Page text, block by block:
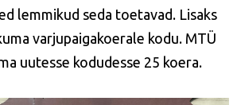
lemmikud seda toetavad. Lisaks
varjupaigakoerale kodu. MTÜ
uutesse kodudesse 25 koera.